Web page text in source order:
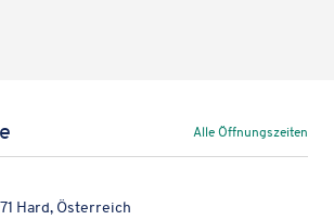
Alle Öffnungszeiten
Hard, Österreich